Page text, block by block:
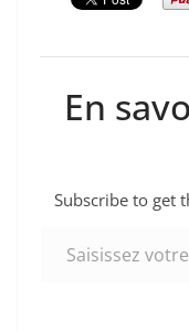
En
Subscribe to get